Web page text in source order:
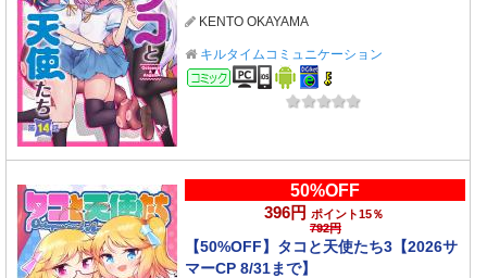
KENTO OKAYAMA
キルタイムコミュニケーション
コミック
50%OFF
396円 ポイント15％
792円
【50%OFF】タコと天使たち3【2026サ
マーCP 8/31まで】